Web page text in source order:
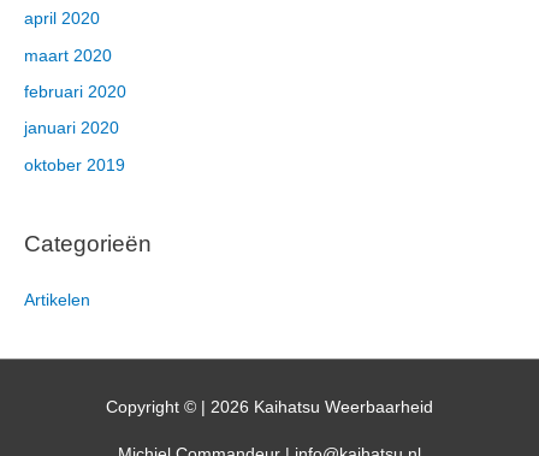
april 2020
maart 2020
februari 2020
januari 2020
oktober 2019
Categorieën
Artikelen
Copyright © | 2026 Kaihatsu Weerbaarheid